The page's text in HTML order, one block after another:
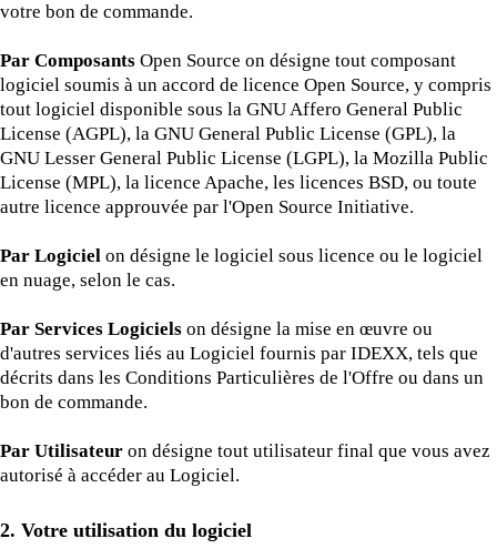
votre bon de commande.
Par Composants Open Source on désigne tout composant
logiciel soumis à un accord de licence Open Source, y compris
tout logiciel disponible sous la GNU Affero General Public
License (AGPL), la GNU General Public License (GPL), la
GNU Lesser General Public License (LGPL), la Mozilla Public
License (MPL), la licence Apache, les licences BSD, ou toute
autre licence approuvée par l'Open Source Initiative.
Par Logiciel on désigne le logiciel sous licence ou le logiciel
en nuage, selon le cas.
Par Services Logiciels on désigne la mise en œuvre ou
d'autres services liés au Logiciel fournis par IDEXX, tels que
décrits dans les Conditions Particulières de l'Offre ou dans un
bon de commande.
Par Utilisateur on désigne tout utilisateur final que vous avez
autorisé à accéder au Logiciel.
2. Votre utilisation du logiciel